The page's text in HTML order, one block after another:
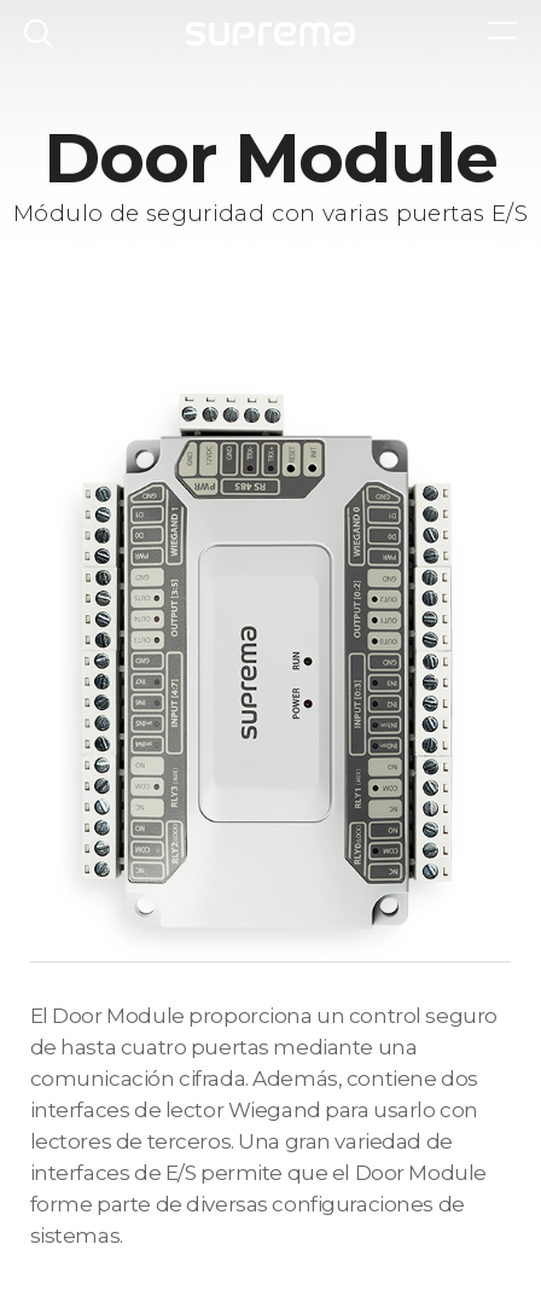
Door Module
Módulo de seguridad con varias puertas E/S
El Door Module proporciona un control seguro
de hasta cuatro puertas mediante una
comunicación cifrada. Además, contiene dos
interfaces de lector Wiegand para usarlo con
lectores de terceros. Una gran variedad de
interfaces de E/S permite que el Door Module
forme parte de diversas configuraciones de
sistemas.